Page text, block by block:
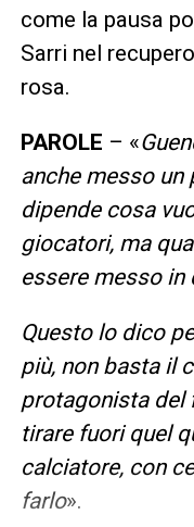
come la pausa
Sarri nel
rosa.
PAROLE – «
anche messo un
dipende cosa
giocatori, ma
essere messo in
Questo lo dico
più, non basta il
protagonista del
tirare fuori quel
calciatore, con
farlo».